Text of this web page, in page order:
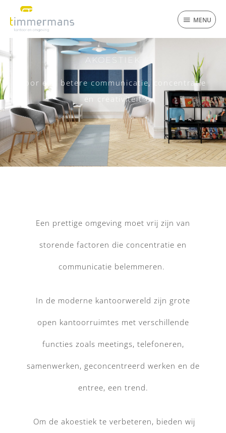
inhoud
MENU
AKOESTIEK
Voor een betere communicatie, concentratie
en creativiteit
Een prettige omgeving moet vrij zijn van
storende factoren die concentratie en
communicatie belemmeren.
In de moderne kantoorwereld zijn grote
open kantoorruimtes met verschillende
functies zoals meetings, telefoneren,
samenwerken, geconcentreerd werken en de
entree, een trend.
Om de akoestiek te verbeteren, bieden wij